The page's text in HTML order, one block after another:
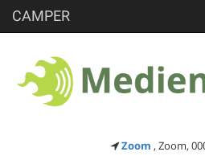
CAMPER
Zoom , Zoom,